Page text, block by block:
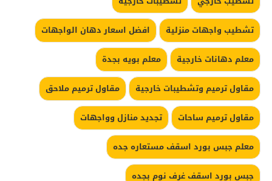
تشطيب واجهات منزلية
افضل اسعار دهان الواجهات
معلم دهانات خارجية
معلم بويه بجدة
مقاول ترميم وتشطيبات خارجية
مقاول ترميم ملاحق
مقاول ترميم ساحات
تجديد منازل وواجهات
معلم جبس بورد اسقف مستعاره جده
جبس بورد اسقف غرف نوم بجده